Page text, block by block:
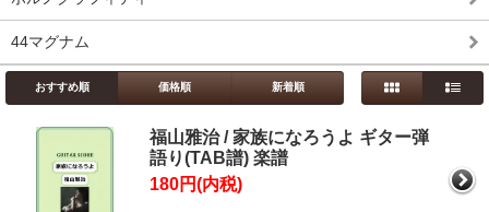
44マグナム
おすすめ順 価格順 新着順
福山雅治 / 家族になろうよ ギター弾
語り(TAB譜) 楽譜
180円(内税)